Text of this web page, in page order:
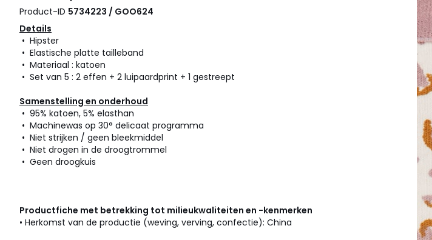
Product-ID 5734223 / GOO624
Details
• Hipster
• Elastische platte tailleband
• Materiaal : katoen
• Set van 5 : 2 effen + 2 luipaardprint + 1 gestreept
Samenstelling en onderhoud
• 95% katoen, 5% elasthan
• Machinewas op 30° delicaat programma
• Niet strijken / geen bleekmiddel
• Niet drogen in de droogtrommel
• Geen droogkuis
Productfiche met betrekking tot milieukwaliteiten en -kenmerken
• Herkomst van de productie (weving, verving, confectie): China